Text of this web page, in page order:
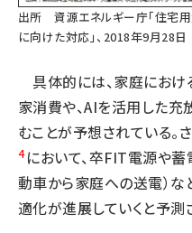
出所資源エネルギー庁「住宅
に向けた対応」、2018年9月28日
具体的には、家庭にお
家消費や、AIを活用した
むことが予想されている。
4 において、卒FIT電源や蓄
動車から家庭への送電）な
適化が進展していくと予測